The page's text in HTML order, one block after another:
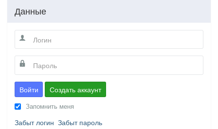
Данные
Войти Создать аккаунт
Запомнить меня
Забыт логин Забыт пароль